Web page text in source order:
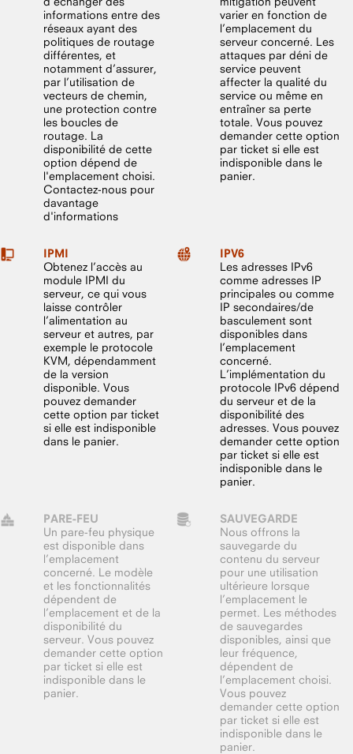
informations entre des
réseaux ayant des
politiques de routage
différentes, et
notamment d’assurer,
par l’utilisation de
vecteurs de chemin,
une protection contre
les boucles de
routage. La
disponibilité de cette
option dépend de
l'emplacement choisi.
Contactez-nous pour
davantage
d'informations
varier en fonction de
l’emplacement du
serveur concerné. Les
attaques par déni de
service peuvent
affecter la qualité du
service ou même en
entraîner sa perte
totale. Vous pouvez
demander cette option
par ticket si elle est
indisponible dans le
panier.
IPMI
Obtenez l’accès au
module IPMI du
serveur, ce qui vous
laisse contrôler
l’alimentation au
serveur et autres, par
exemple le protocole
KVM, dépendamment
de la version
disponible. Vous
pouvez demander
cette option par ticket
si elle est indisponible
dans le panier.
IPV6
Les adresses IPv6
comme adresses IP
principales ou comme
IP secondaires/de
basculement sont
disponibles dans
l’emplacement
concerné.
L’implémentation du
protocole IPv6 dépend
du serveur et de la
disponibilité des
adresses. Vous pouvez
demander cette option
par ticket si elle est
indisponible dans le
panier.
PARE-FEU
Un pare-feu physique
est disponible dans
l’emplacement
concerné. Le modèle
et les fonctionnalités
dépendent de
l’emplacement et de la
disponibilité du
serveur. Vous pouvez
demander cette option
par ticket si elle est
indisponible dans le
panier.
SAUVEGARDE
Nous offrons la
sauvegarde du
contenu du serveur
pour une utilisation
ultérieure lorsque
l’emplacement le
permet. Les méthodes
de sauvegardes
disponibles, ainsi que
leur fréquence,
dépendent de
l’emplacement choisi.
Vous pouvez
demander cette option
par ticket si elle est
indisponible dans le
panier.